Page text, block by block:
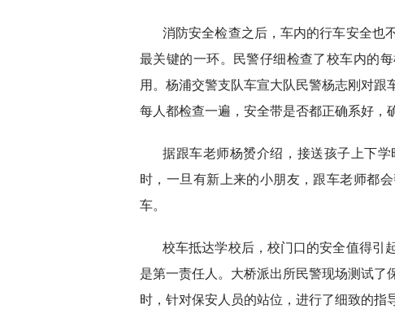
消防安全检查之后，车内的行车安全也
最关键的一环。民警仔细检查了校车内的
用。杨浦交警支队车宣大队民警杨志刚对
每人都检查一遍，安全带是否都正确系好，
据跟车老师杨赟介绍，接送孩子上下
时，一旦有新上来的小朋友，跟车老师都
车。
校车抵达学校后，校门口的安全值得引
是第一责任人。大桥派出所民警现场测试
时，针对保安人员的站位，进行了细致的指